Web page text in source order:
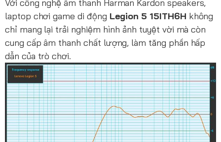
Với công nghệ âm thanh Harman Kardon speakers,
laptop chơi game di động Legion 5 15ITH6H không
chỉ mang lại trải nghiệm hình ảnh tuyệt vời mà còn
cung cấp âm thanh chất lượng, làm tăng phần hấp
dẫn của trò chơi.